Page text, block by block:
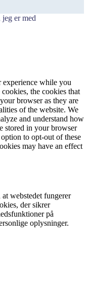
jeg er med
experience while you
the cookies that
browser as they are
of the website. We
and understand how
stored in your browser
to opt-out of these
may have an effect
webstedet fungerer
der sikrer
på
oplysninger.